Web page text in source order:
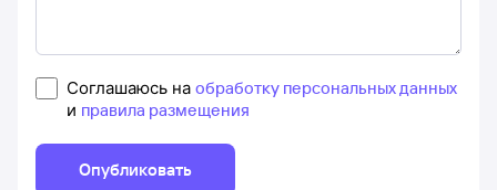
Соглашаюсь на обработку персональных данных
и правила размещения
Опубликовать